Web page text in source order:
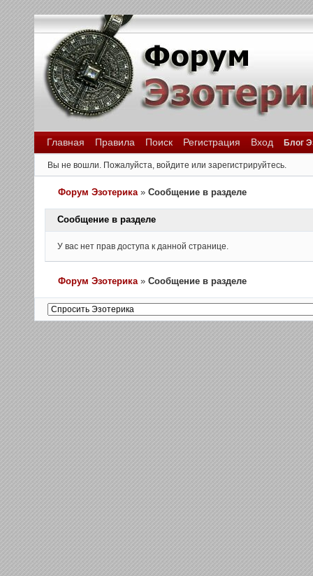
Главная Правила Поиск Регистрация Вход Блог
Вы не вошли. Пожалуйста, войдите или зарегистрируйтесь.
Форум Эзотерика »Сообщение в разделе
Сообщение в разделе
У вас нет прав доступа к данной странице.
Форум Эзотерика »Сообщение в разделе